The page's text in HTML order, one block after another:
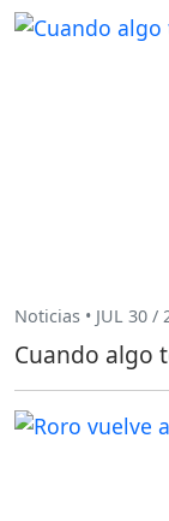
Noticias • JUL 30 /
Cuando algo